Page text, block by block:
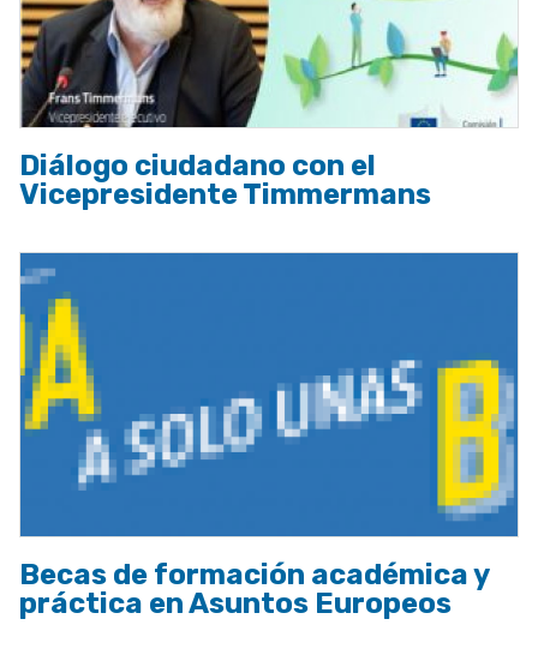
Diálogo ciudadano con el
Vicepresidente Timmermans
Becas de formación académica y
práctica en Asuntos Europeos